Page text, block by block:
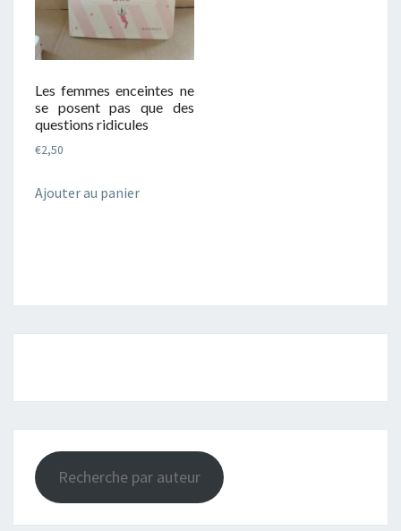
Les femmes enceintes ne
se posent pas que des
questions ridicules
€2,50
Ajouter au panier
Recherche par auteur